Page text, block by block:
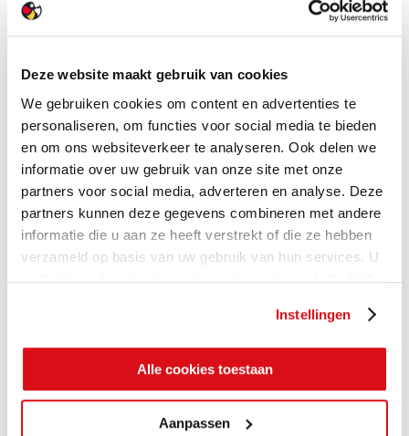
Deze website maakt gebruik van cookies
We gebruiken cookies om content en advertenties te
personaliseren, om functies voor social media te bieden
en om ons websiteverkeer te analyseren. Ook delen we
informatie over uw gebruik van onze site met onze
partners voor social media, adverteren en analyse. Deze
partners kunnen deze gegevens combineren met andere
informatie die u aan ze heeft verstrekt of die ze hebben
verzameld op basis van uw gebruik van hun services. U
gaat akkoord met onze cookies als u onze website blijft
Instellingen
Alle cookies toestaan
Aanpassen